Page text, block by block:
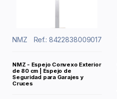
NMZ Ref.: 8422838009017
NMZ - Espejo Convexo Exterior
de 80 cm | Espejo de
Seguridad para Garajes y
Cruces